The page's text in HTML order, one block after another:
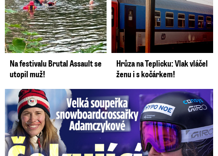
Na festivalu Brutal Assault se
utopil muž!
Hrůza na Teplicku: Vlak vláčel
ženu i s kočárkem!
Velká soupeřka Adamczykové: Šokující konec!